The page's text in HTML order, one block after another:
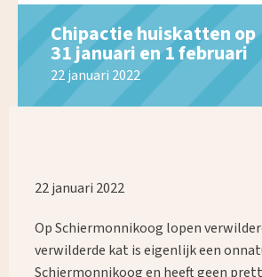
Chipactie huiskatten op
31 januari en 1 februari
22 januari 2022
22 januari 2022
Op Schiermonnikoog lopen
verwilderde kat is eigenlijk een
Schiermonnikoog en heeft geen